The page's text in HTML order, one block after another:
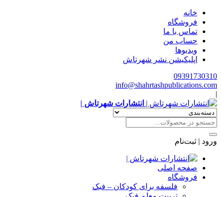
خانه
فروشگاه
تماس با ما
حساب من
ویدیوها
اپلیکیشن نشر شهرتاش
09391730310
info@shahrtashpublications.com
|
انتشارات شهرتاش |
ورود | ثبت‌نام
صفحه اصلی
فروشگاه
فلسفه برای کودکان – فبک